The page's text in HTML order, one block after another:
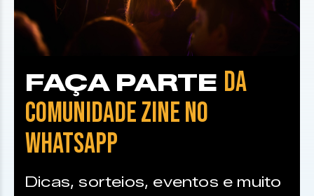
FAÇA PARTE DA
COMUNIDADE ZINE NO
WHATSAPP
Dicas, sorteios, eventos e muito